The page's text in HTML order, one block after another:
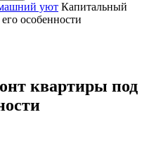
уют Капитальный
особенности
квартиры под